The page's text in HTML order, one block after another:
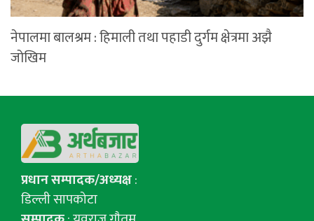
नेपालमा बालश्रम : हिमाली तथा पहाडी दुर्गम क्षेत्रमा अझै
जोखिम
प्रधान सम्पादक/अध्यक्ष:
डिल्ली सापकोटा